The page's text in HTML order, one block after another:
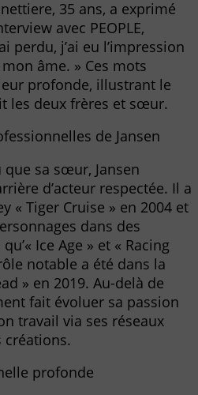
35 ans, a exprimé
avec PEOPLE,
perdu, j’ai eu l’impression
âme. » Ces mots
profonde, illustrant le
les deux frères et sœur.
de Jansen
sa sœur, Jansen
d’acteur respectée. Il a
« Tiger Cruise » en 2004 et
dans des
Ice Age » et « Racing
notable a été dans la
» en 2019. Au-delà de
fait évoluer sa passion
travail via ses réseaux
créations.
profonde